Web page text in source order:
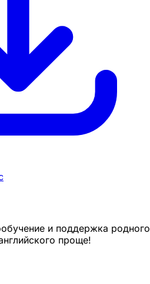
и поддержка родного
проще!